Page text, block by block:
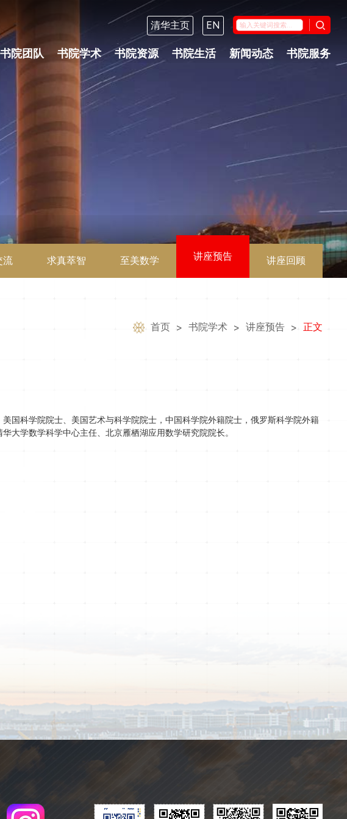
清华主页 EN
书院团队 书院学术 书院资源 书院生活 新闻动态 书院服务
流 求真萃智 至美数学 讲座预告 讲座回顾
首页 > 书院学术 > 讲座预告 > 正文
国科学院院士、美国艺术与科学院院士，中国科学院外籍院士，俄罗斯科学院外籍
大学数学科学中心主任、北京雁栖湖应用数学研究院院长。